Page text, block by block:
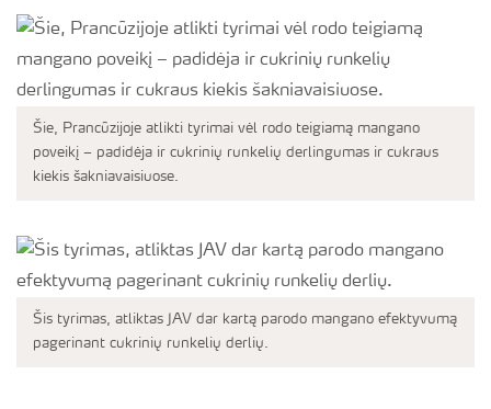
Šie, Prancūzijoje atlikti tyrimai vėl rodo teigiamą mangano
poveikį – padidėja ir cukrinių runkelių derlingumas ir cukraus
kiekis šakniavaisiuose.
Šis tyrimas, atliktas JAV dar kartą parodo mangano efektyvumą
pagerinant cukrinių runkelių derlių.